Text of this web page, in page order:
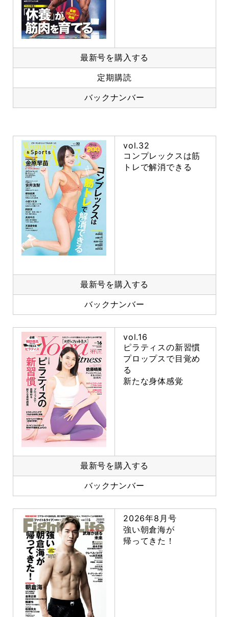
最新号を購入する
定期購読
バックナンバー
vol.32
コンプレックスは筋
トレで解消できる
最新号を購入する
バックナンバー
vol.16
ピラティスの新習慣
プロップスで目覚め
る
新たな身体感覚
最新号を購入する
バックナンバー
2026年8月号
強い朝倉海が
帰ってきた！